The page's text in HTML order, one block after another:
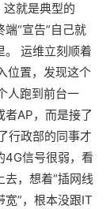
就是典型的
“宣告”自己就
。 运维立刻顺着
位置，发现这个
人跑到前台一
AP，而是接了
行政部的同事才
4G信号很弱，看
，想着“插网线
”，根本没跟IT